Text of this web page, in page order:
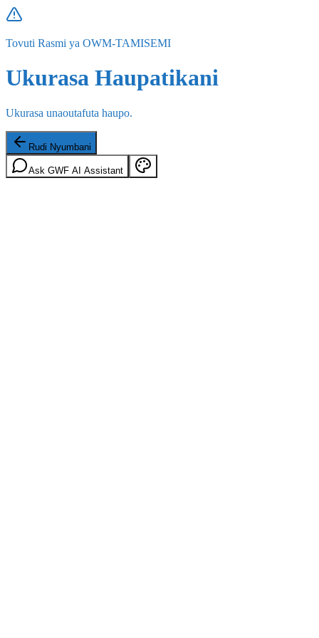
Tovuti Rasmi ya OWM-TAMISEMI
Ukurasa Haupatikani
Ukurasa unaoutafuta haupo.
Rudi Nyumbani
Ask GWF AI Assistant